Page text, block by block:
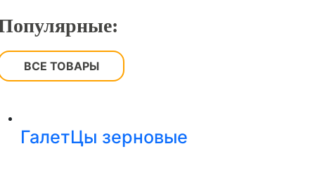
ВСЕ ТОВАРЫ
ГалетЦы зерновые